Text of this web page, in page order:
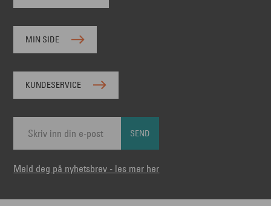
MIN SIDE
KUNDESERVICE
SEND
Meld deg på nyhetsbrev - les mer her